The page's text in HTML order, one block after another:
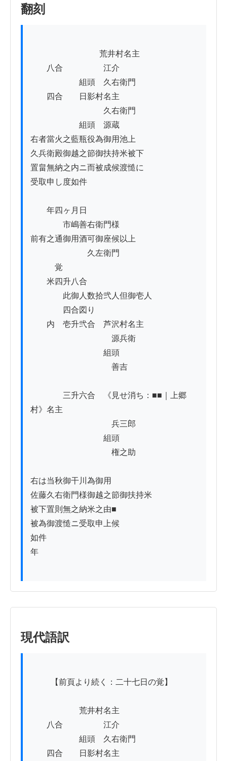
翻刻
八合　　　　　江介
組頭　久右衛門
四合　　日影村名主
久右衛門
組頭　源蔵
右者當火之藍瓶役為御用池上
久兵衛殿御越之節御扶持米被下
置畠無納之内ニ而被成候渡慥に
受取申し度如件
年四ヶ月日
市嶋善右衛門様
前有之通御用酒可御座候以上
久左衛門
覚
米四升八合
此御人数拾弐人但御壱人
四合図り
内　壱升弐合　芦沢村名主
源兵衛
組頭
善吉
三升六合　《見せ消ち：■■｜上郷
村》名主
兵三郎
組頭
権之助
右は当秋御干川為御用
佐藤久右衛門様御越之節御扶持米
被下置則無之納米之由■
被為御渡慥ニ受取申上候
如件
年
現代語訳
荒井村名主
八合　　　　　江介
組頭　久右衛門
四合　　日影村名主